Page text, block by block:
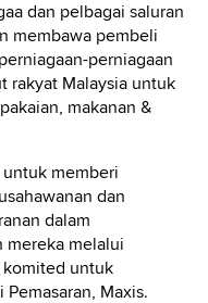
dan pelbagai saluran
membawa pembeli
perniagaan
rakyat Malaysia untuk
makanan &
memberi
dan
dalam
mereka melalui
komited untuk
Maxis.